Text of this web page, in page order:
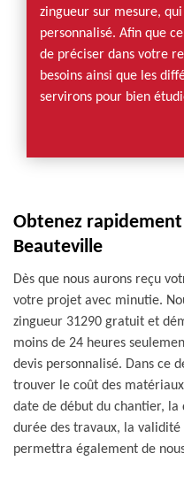
zingueur sur mesure,
personnalisé. Afin que
de préciser dans votre
besoins ainsi que les
servirons pour bien
Obtenez
Beauteville
Dès que nous aurons reçu
votre projet avec minutie.
zingueur 31290 gratuit et
moins de 24 heures
devis personnalisé. Dans ce
trouver le coût des
date de début du chantier, la
durée des travaux, la validité
permettra également de